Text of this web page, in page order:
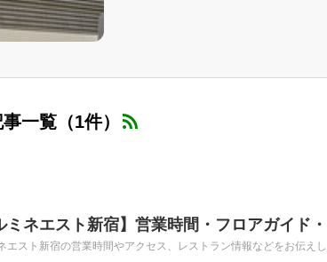
一覧（1件）
ミネエスト新宿】営業時間・フロアガイド
エスト新宿の営業時間やアクセス、レストラン情報などをお伝え